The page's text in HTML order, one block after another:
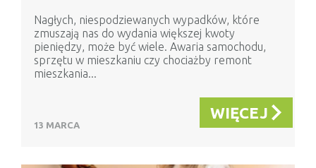
Nagłych, niespodziewanych wypadków, które
zmuszają nas do wydania większej kwoty
pieniędzy, może być wiele. Awaria samochodu,
sprzętu w mieszkaniu czy chociażby remont
mieszkania...
13 MARCA
WIĘCEJ